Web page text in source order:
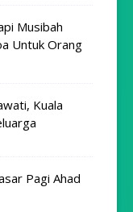
Musibah
Untuk Orang
Kuala
Pagi Ahad